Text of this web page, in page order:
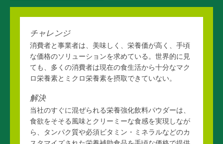
チャレンジ
消費者と事業者は、美味しく、栄養価が高く、手頃
な価格のソリューションを求めている。世界的に見
ても、多くの消費者は現在の食生活から十分なマク
ロ栄養素とミクロ栄養素を摂取できていない。
解決
当社のすぐに混ぜられる栄養強化飲料パウダーは、
食欲をそそる風味とクリーミーな食感を実現しなが
ら、タンパク質や必須ビタミン・ミネラルなどのカ